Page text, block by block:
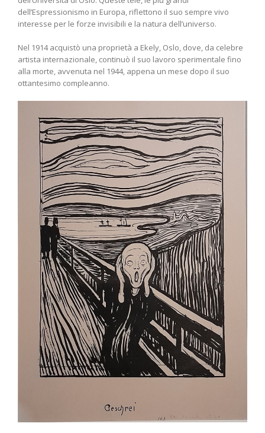
dell’Espressionismo in Europa, riflettono il suo sempre vivo
interesse per le forze invisibili e la natura dell’universo.
Nel 1914 acquistò una proprietà a Ekely, Oslo, dove, da celebre
artista internazionale, continuò il suo lavoro sperimentale fino
alla morte, avvenuta nel 1944, appena un mese dopo il suo
ottantesimo compleanno.